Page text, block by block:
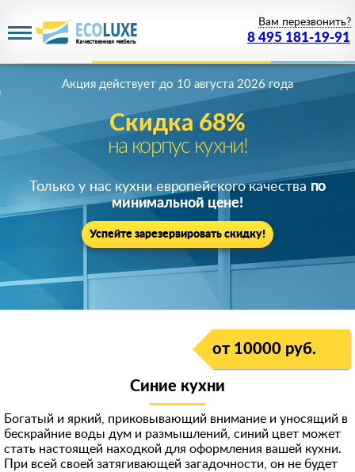
8 495 181-19-91
Вам перезвонить?
Скидка 68%
на корпус кухни!
Акция действует до 10 августа 2026 года
Только у нас кухни европейского качества по
минимальной цене!
Успейте зарезервировать скидку!
от 10000 руб.
Синие кухни
Богатый и яркий, приковывающий внимание и уносящий в
бескрайние воды дум и размышлений, синий цвет может
стать настоящей находкой для оформления вашей кухни.
При всей своей затягивающей загадочности, он не будет